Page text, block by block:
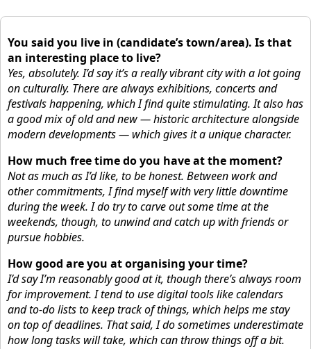
You said you live in (candidate’s town/area). Is that
an interesting place to live?
Yes, absolutely. I’d say it’s a really vibrant city with a lot going
on culturally. There are always exhibitions, concerts and
festivals happening, which I find quite stimulating. It also has
a good mix of old and new — historic architecture alongside
modern developments — which gives it a unique character.
How much free time do you have at the moment?
Not as much as I’d like, to be honest. Between work and
other commitments, I find myself with very little downtime
during the week. I do try to carve out some time at the
weekends, though, to unwind and catch up with friends or
pursue hobbies.
How good are you at organising your time?
I’d say I’m reasonably good at it, though there’s always room
for improvement. I tend to use digital tools like calendars
and to-do lists to keep track of things, which helps me stay
on top of deadlines. That said, I do sometimes underestimate
how long tasks will take, which can throw things off a bit.